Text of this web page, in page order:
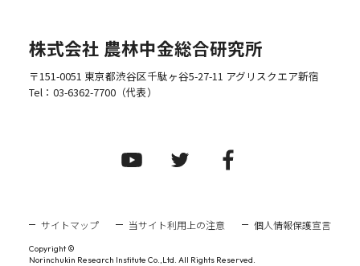
株式会社 農林中金総合研究所
〒151-0051 東京都渋谷区千駄ヶ谷5-27-11 アグリスクエア新宿
Tel： 03-6362-7700（代表）
サイトマップ 当サイト利用上の注意 個人情報保護宣言
Copyright ©
Norinchukin Research Institute Co.,Ltd. All Rights Reserved.